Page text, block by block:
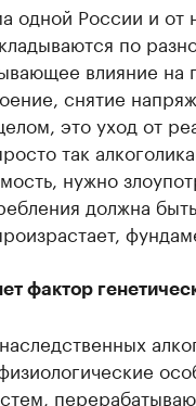
одной России и от
по
влияние на
снятие
это уход от
так
нужно
должна
фактор